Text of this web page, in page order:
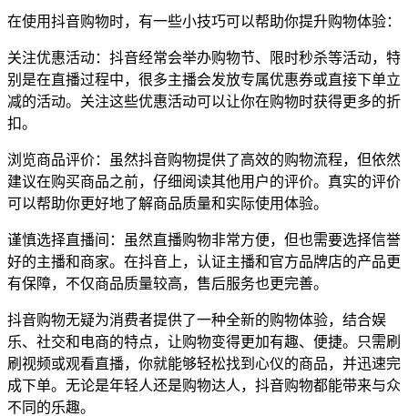
在使用抖音购物时，有一些小技巧可以帮助你提升购物体验：
关注优惠活动：抖音经常会举办购物节、限时秒杀等活动，特
别是在直播过程中，很多主播会发放专属优惠券或直接下单立
减的活动。关注这些优惠活动可以让你在购物时获得更多的折
扣。
浏览商品评价：虽然抖音购物提供了高效的购物流程，但依然
建议在购买商品之前，仔细阅读其他用户的评价。真实的评价
可以帮助你更好地了解商品质量和实际使用体验。
谨慎选择直播间：虽然直播购物非常方便，但也需要选择信誉
好的主播和商家。在抖音上，认证主播和官方品牌店的产品更
有保障，不仅商品质量较高，售后服务也更完善。
抖音购物无疑为消费者提供了一种全新的购物体验，结合娱
乐、社交和电商的特点，让购物变得更加有趣、便捷。只需刷
刷视频或观看直播，你就能够轻松找到心仪的商品，并迅速完
成下单。无论是年轻人还是购物达人，抖音购物都能带来与众
不同的乐趣。